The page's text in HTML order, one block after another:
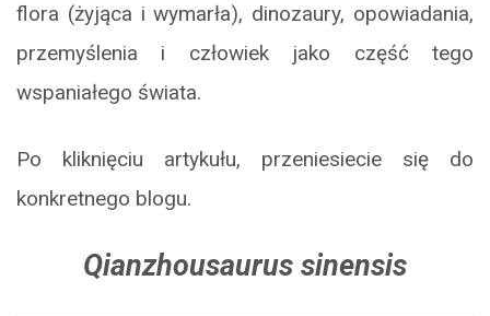
flora (żyjąca i wymarła), dinozaury, opowiadania,
przemyślenia i człowiek jako część tego
wspaniałego świata.
Po kliknięciu artykułu, przeniesiecie się do
konkretnego blogu.
Qianzhousaurus sinensis